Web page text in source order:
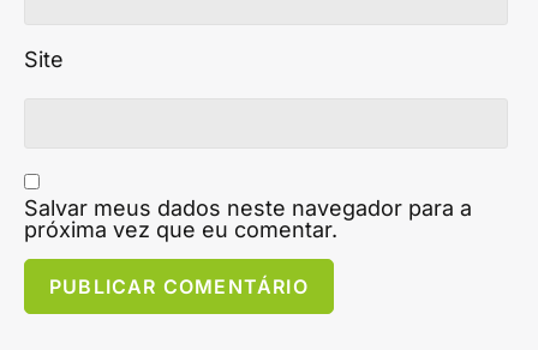
Site
Salvar meus dados neste navegador para a
próxima vez que eu comentar.